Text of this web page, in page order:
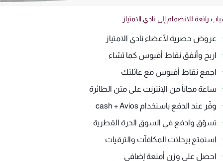
رائعة للانضمام إلى نادي الامتياز
عروض حصرية لأعضاء نادي الامتياز
اربح وأنفق نقاط أفيوس كما تشاء
اجمع نقاط أفيوس مع عائلتك
ساعة مجاناً من الإنترنت على متن الطائرة
وفّر عند الدفع باستخدام cash + Avios
تسوّق وادفع في السوق الحرة القطرية
استمتع برحلات المكافآت والترقيات
احصل على وزن أمتعة إضافي